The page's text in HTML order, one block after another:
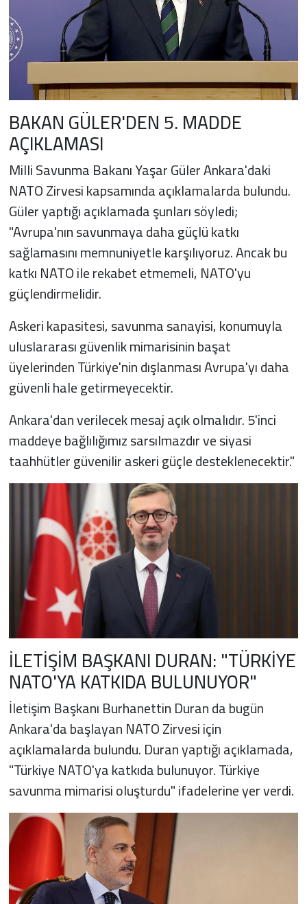
BAKAN GÜLER'DEN 5. MADDE
AÇIKLAMASI
Milli Savunma Bakanı Yaşar Güler Ankara'daki
NATO Zirvesi kapsamında açıklamalarda bulundu.
Güler yaptığı açıklamada şunları söyledi;
"Avrupa'nın savunmaya daha güçlü katkı
sağlamasını memnuniyetle karşılıyoruz. Ancak bu
katkı NATO ile rekabet etmemeli, NATO'yu
güçlendirmelidir.
Askeri kapasitesi, savunma sanayisi, konumuyla
uluslararası güvenlik mimarisinin başat
üyelerinden Türkiye'nin dışlanması Avrupa'yı daha
güvenli hale getirmeyecektir.
Ankara'dan verilecek mesaj açık olmalıdır. 5'inci
maddeye bağlılığımız sarsılmazdır ve siyasi
taahhütler güvenilir askeri güçle desteklenecektir."
İLETİŞİM BAŞKANI DURAN: "TÜRKİYE
NATO'YA KATKIDA BULUNUYOR"
İletişim Başkanı Burhanettin Duran da bugün
Ankara'da başlayan NATO Zirvesi için
açıklamalarda bulundu. Duran yaptığı açıklamada,
"Türkiye NATO'ya katkıda bulunuyor. Türkiye
savunma mimarisi oluşturdu" ifadelerine yer verdi.